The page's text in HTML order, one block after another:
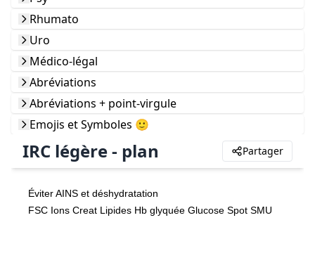
Rhumato
Uro
Médico-légal
Abréviations
Abréviations + point-virgule
Emojis et Symboles 🙂
IRC légère - plan Partager
Éviter AINS et déshydratation
FSC Ions Creat Lipides Hb glyquée Glucose Spot SMU